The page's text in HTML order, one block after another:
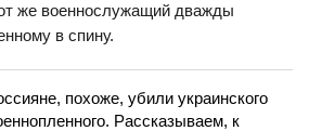
же военнослужащий дважды
в спину.
похоже, убили украинского
Рассказываем, к